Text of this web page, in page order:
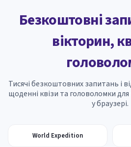
Безкоштовні
вікторин,
Тисячі безкоштовних запитань і
щоденні квізи та головоломки
у браузері.
World Expedition